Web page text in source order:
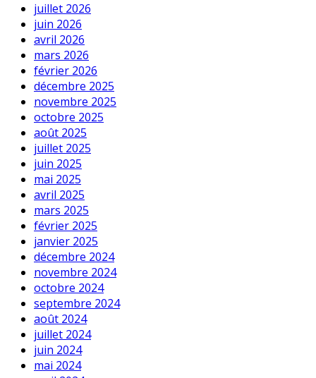
juillet 2026
juin 2026
avril 2026
mars 2026
février 2026
décembre 2025
novembre 2025
octobre 2025
août 2025
juillet 2025
juin 2025
mai 2025
avril 2025
mars 2025
février 2025
janvier 2025
décembre 2024
novembre 2024
octobre 2024
septembre 2024
août 2024
juillet 2024
juin 2024
mai 2024